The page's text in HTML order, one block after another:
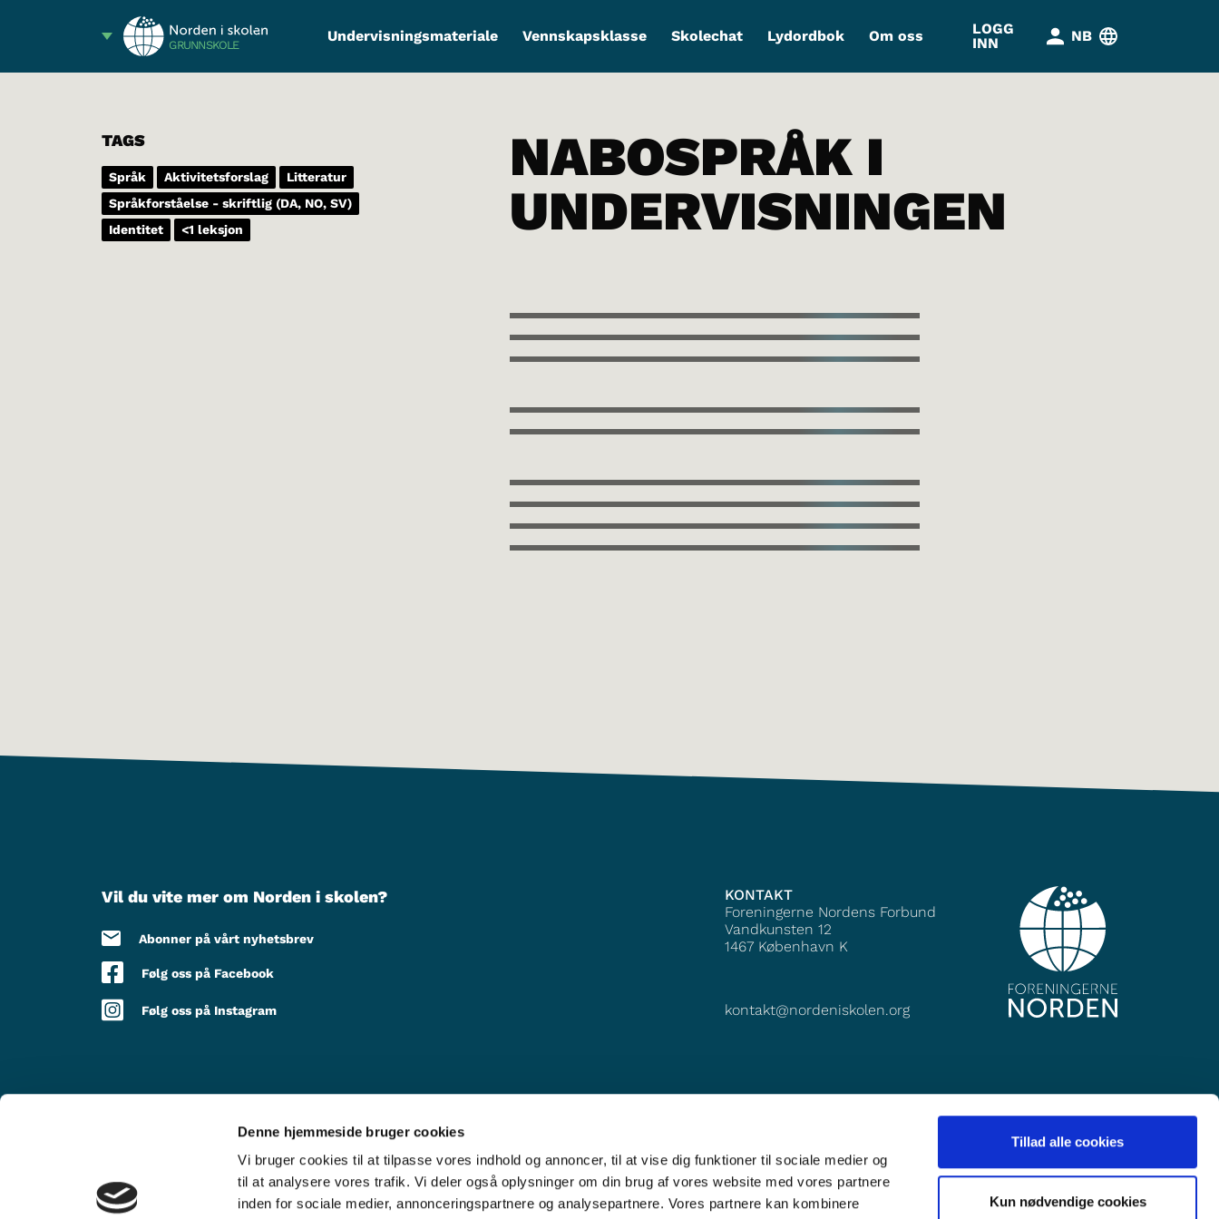
Denne hjemmeside bruger cookies
Vi bruger cookies til at tilpasse vores indhold og annoncer, til at vise dig funktioner til sociale medier og
til at analysere vores trafik. Vi deler også oplysninger om din brug af vores website med vores partnere
inden for sociale medier, annonceringspartnere og analysepartnere. Vores partnere kan kombinere
Tillad alle cookies
Kun nødvendige cookies
GRUNNSKOLE
Undervisningsmateriale Vennskapsklasse Skolechat Lydordbok Om oss
LOGG
INN
NB
TAGS
Språk Aktivitetsforslag
Litteratur
Språkforståelse - skriftlig (DA, NO, SV)
Identitet
<1 leksjon
NABOSPRÅK I
UNDERVISNINGEN
Vil du vite mer om Norden i skolen?
Abonner på vårt nyhetsbrev
Følg oss på Facebook
Følg oss på Instagram
KONTAKT
Foreningerne Nordens Forbund
Vandkunsten 12
1467 København K
kontakt@nordeniskolen.org